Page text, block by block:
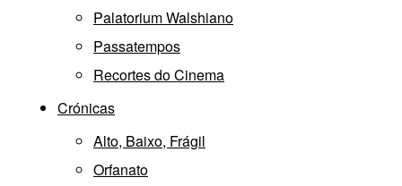
Palatorium Walshiano
Passatempos
Recortes do Cinema
Crónicas
Alto, Baixo, Frágil
Orfanato